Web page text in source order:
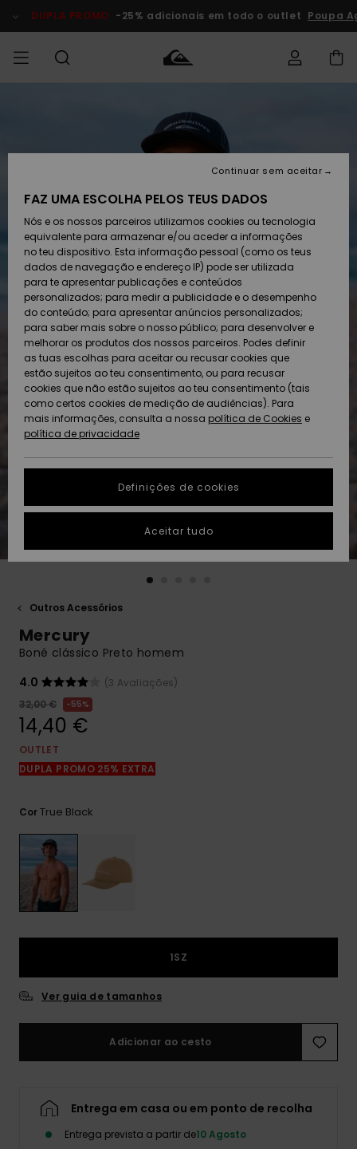
do
DUPLA PROMO -25% adicionais em todo o outlet Poupa
Roupas
Calçado e
chinelos
Surfe/água
Snow
Artigos
recém-
chegados
Coleções
MENINO
Roupas
Calçado e
chinelos
Surfe/água
Neve
Artigos
recém-
chegados
Highlights
MULHER
chegados
Highlights
Snow
SURF
Surf Shop
Homem
Crianças
Highlights
Community
SNOW
Artigos
Neve
Homem
Artigos
Criança
Snow Shop
Feminino
Highlights
Community
DUPLA
PROMO
Outlet
Homem
Criança
Outlet
Mulher
AJUDA
encomenda
Devoluções
Pagamento
Cartão
presente
Quiksilver
Freedom
Protecção de
dados
Guia de
tamanhos
conversa para
obteres a
resposta mais
rápida à tua
respostas
para as
formulário de
contacto.
SUSTAINABILITY
PRESENTE
DESEJO
Outros Acessórios
Mercury
Boné clássico Preto homem
4.0
(3 Avaliações)
32,00 €
55%
14,40 €
OUTLET
DUPLA PROMO 25% EXTRA
CorTrue Black
1SZ
Ver guia de tamanhos
Adicionar ao cesto
Entrega em casa ou em ponto de recolha
Entrega prevista a partir de10 Agosto
FAZ UMA ESCOLHA PELOS TEUS DADOS
Nós e os nossos parceiros utilizamos cookies ou tecnologia
equivalente para armazenar e/ou aceder a informações
no teu dispositivo. Esta informação pessoal (como os teus
dados de navegação e endereço IP) pode ser utilizada
para te apresentar publicações e conteúdos
personalizados; para medir a publicidade e o desempenho
do conteúdo; para apresentar anúncios personalizados;
para saber mais sobre o nosso público; para desenvolver e
melhorar os produtos dos nossos parceiros. Podes definir
as tuas escolhas para aceitar ou recusar cookies que
estão sujeitos ao teu consentimento, ou para recusar
cookies que não estão sujeitos ao teu consentimento (tais
como certos cookies de medição de audiências). Para
mais informações, consulta a nossa política de Cookies e
política de privacidade
Definições de cookies
Continuar sem aceitar
Aceitar tudo